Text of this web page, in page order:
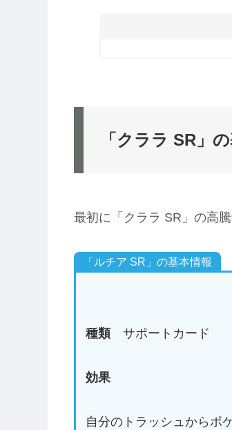
「クララ SR」
最初に「クララ SR」の高
「ルチア SR」の基本情報
種類サポートカード
効果
自分のトラッシュからポ